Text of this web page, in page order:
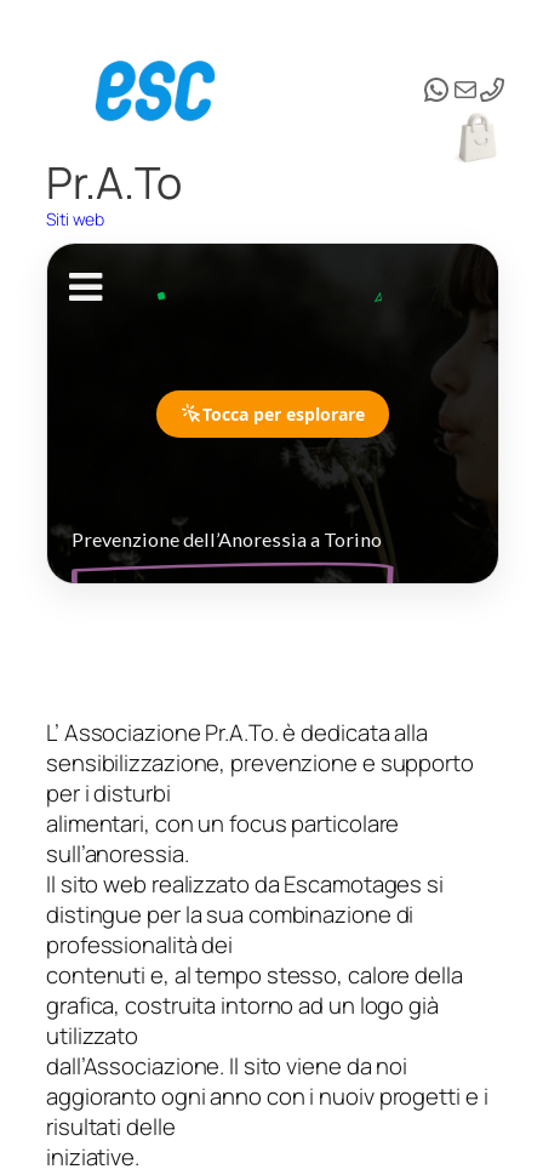
contenuto
Email
Pr.A.To
Siti web
Tocca per esplorare
L’ Associazione Pr.A.To. è dedicata alla
sensibilizzazione, prevenzione e supporto
per i disturbi
alimentari, con un focus particolare
sull’anoressia.
Il sito web realizzato da Escamotages si
distingue per la sua combinazione di
professionalità dei
contenuti e, al tempo stesso, calore della
grafica, costruita intorno ad un logo già
utilizzato
dall’Associazione. Il sito viene da noi
aggioranto ogni anno con i nuoiv progetti e i
risultati delle
iniziative.